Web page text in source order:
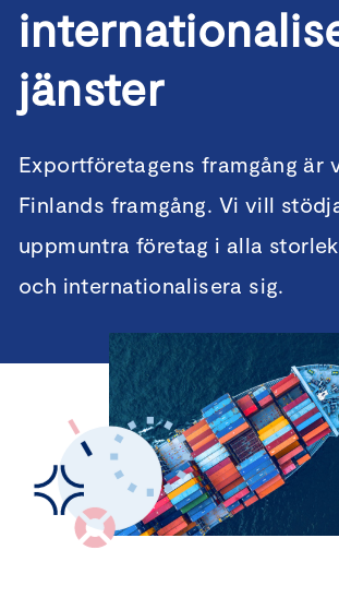
jänster
Exportföretagens framgång är
Finlands framgång. Vi vill
uppmuntra företag i alla
och internationalisera sig.